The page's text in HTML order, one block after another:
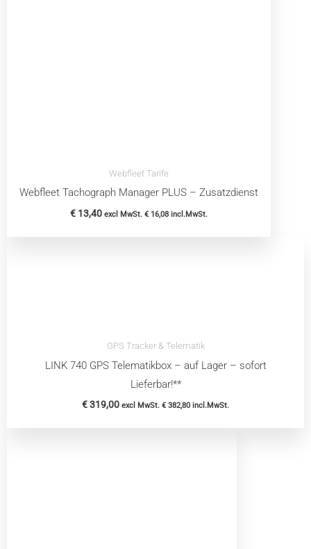
Webfleet Tarife
Webfleet Tachograph Manager PLUS – Zusatzdienst
€ 13,40 excl MwSt. € 16,08 incl.MwSt.
GPS Tracker & Telematik
LINK 740 GPS Telematikbox – auf Lager – sofort
Lieferbar!**
€319,00 excl MwSt. € 382,80 incl.MwSt.